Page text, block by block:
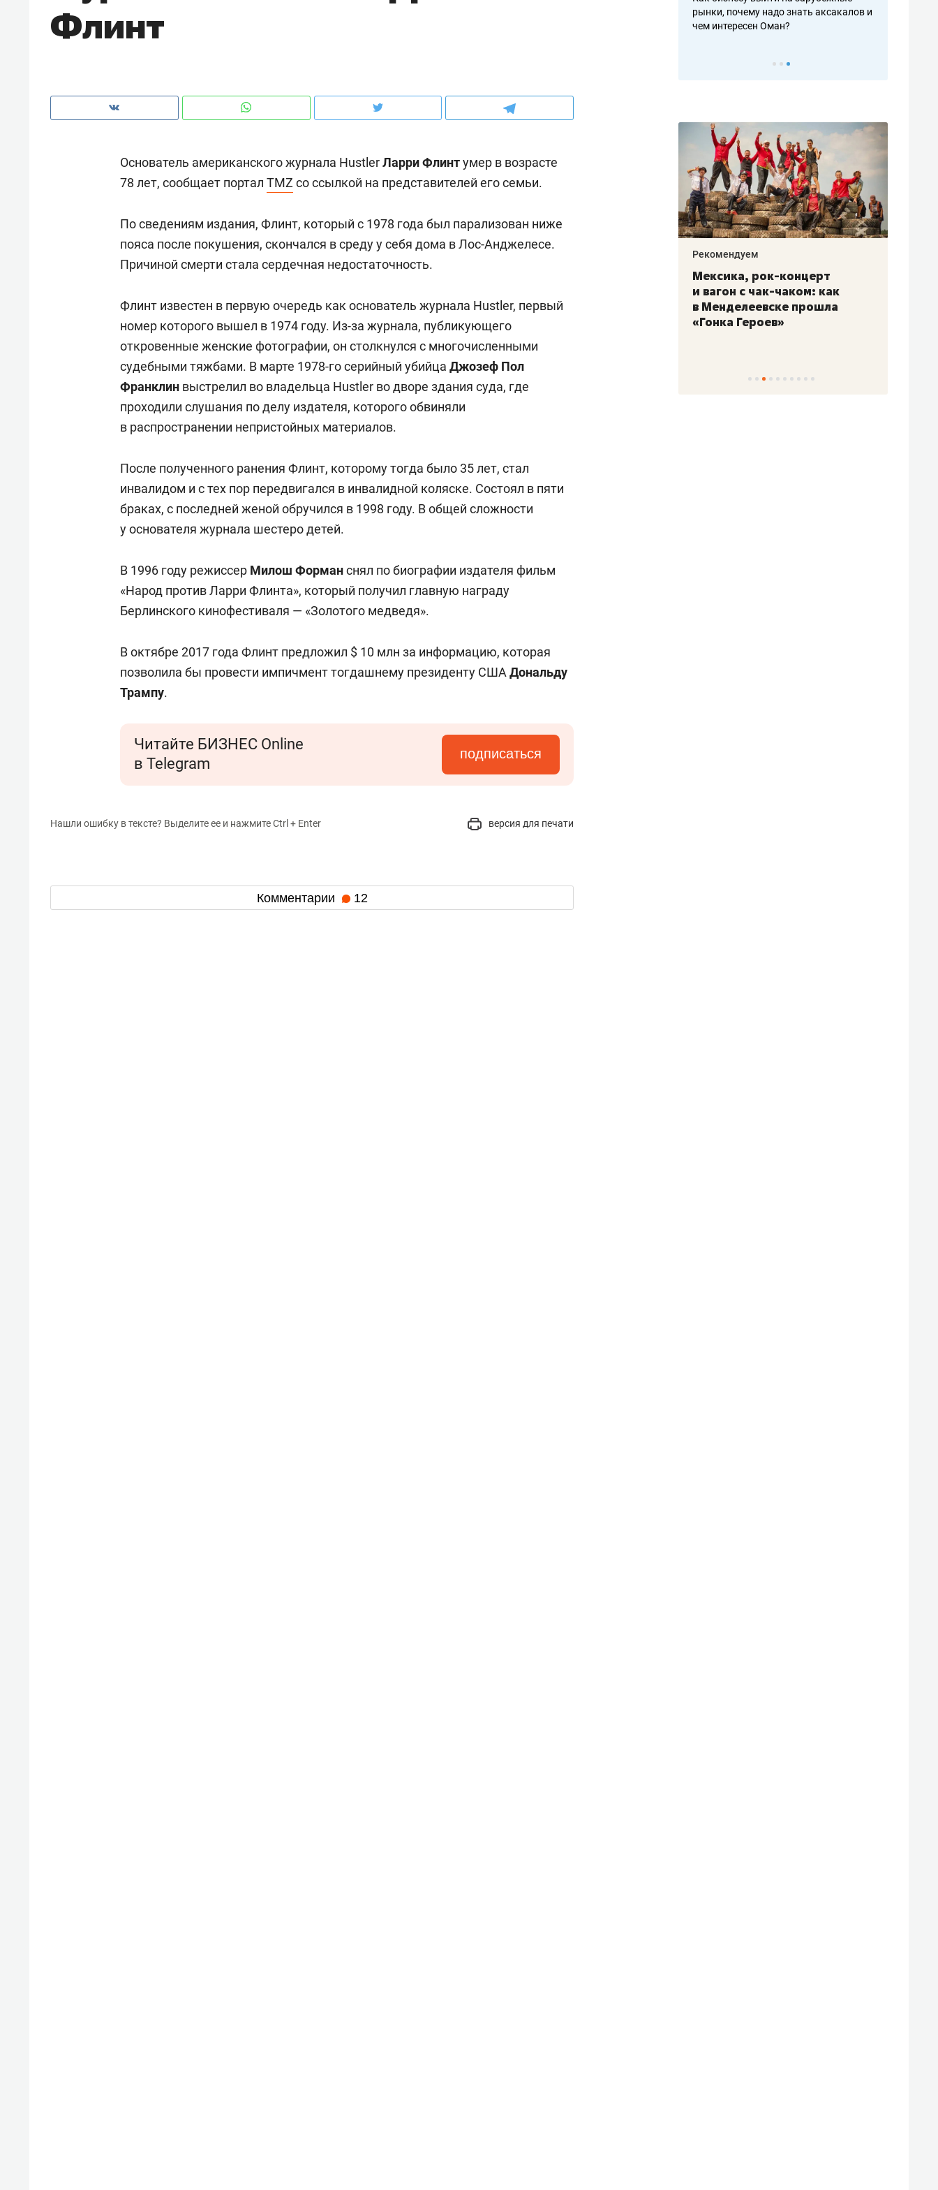
Флинт
Основатель американского журнала HustlerЛарри Флинтумер в возрасте
78 лет, сообщает портал ТMZ со ссылкой на представителей его семьи.
По сведениям издания, Флинт, который с 1978 года был парализован ниже
пояса после покушения, скончался в среду у себя дома в Лос-Анджелесе.
Причиной смерти стала сердечная недостаточность.
Флинт известен в первую очередь как основатель журнала Hustler, первый
номер которого вышел в 1974 году. Из-за журнала, публикующего
откровенные женские фотографии, он столкнулся с многочисленными
судебными тяжбами. В марте 1978-го серийный убийца Джозеф Пол
Франклин выстрелил во владельца Hustler во дворе здания суда, где
проходили слушания по делу издателя, которого обвиняли
в распространении непристойных материалов.
После полученного ранения Флинт, которому тогда было 35 лет, стал
инвалидом и с тех пор передвигался в инвалидной коляске. Состоял в пяти
браках, с последней женой обручился в 1998 году. В общей сложности
у основателя журнала шестеро детей.
В 1996 году режиссер Милош Форманснял по биографии издателя фильм
«Народ против Ларри Флинта», который получил главную награду
Берлинского кинофестиваля — «Золотого медведя».
В октябре 2017 года Флинт предложил $ 10 млн за информацию, которая
позволила бы провести импичмент тогдашнему президенту США Дональду
Трампу.
Читайте БИЗНЕС Online
в Telegram
подписаться
Нашли ошибку в тексте? Выделите ее и нажмите Ctrl + Enter версия для печати
Комментарии 12
чем интересен Оман?
рынки, почему надо знать аксакалов и
чем интересен Оман?
Как ГК «МИР ГРУПП» и ВТБ
комфорта под Казанью
150 камер до квартиры и Face
безопасность в ЖК «Нова»
Рекомендуем
с ментальным и физическим
состоянием как основа
антихрупких команд
Рекомендуем
Мексика, рок-концерт
и вагон с чак-чаком: как
в Менделеевске прошла
«Гонка Героев»